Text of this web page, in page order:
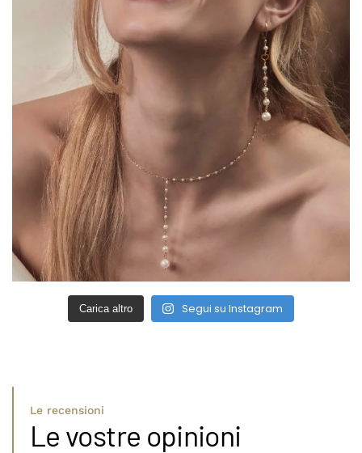
Carica altro Segui su Instagram
Le recensioni
Le vostre opinioni